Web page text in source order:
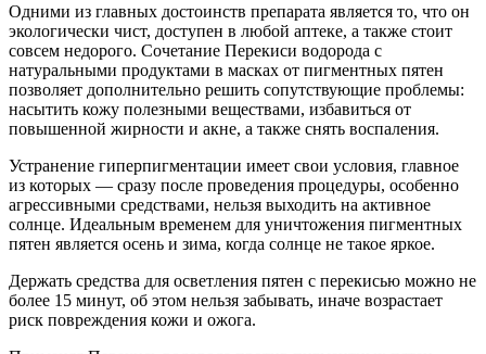
Одними из главных достоинств препарата является то, что он
экологически чист, доступен в любой аптеке, а также стоит
совсем недорого. Сочетание Перекиси водорода с
натуральными продуктами в масках от пигментных пятен
позволяет дополнительно решить сопутствующие проблемы:
насытить кожу полезными веществами, избавиться от
повышенной жирности и акне, а также снять воспаления.
Устранение гиперпигментации имеет свои условия, главное
из которых — сразу после проведения процедуры, особенно
агрессивными средствами, нельзя выходить на активное
солнце. Идеальным временем для уничтожения пигментных
пятен является осень и зима, когда солнце не такое яркое.
Держать средства для осветления пятен с перекисью можно не
более 15 минут, об этом нельзя забывать, иначе возрастает
риск повреждения кожи и ожога.